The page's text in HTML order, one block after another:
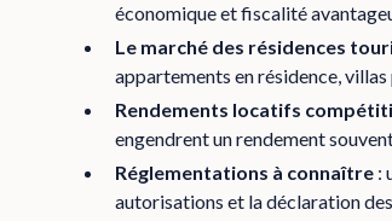
économique et fiscalité
Le marché des résidences
appartements en résidence,
Rendements locatifs
engendrent un rendement
Réglementations à connaître :
autorisations et la déclaration